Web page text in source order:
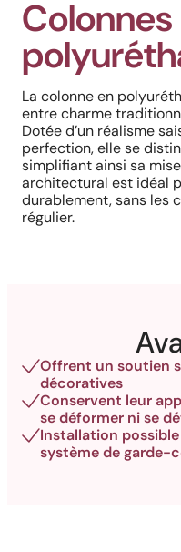
Colonnes
La colonne en
entre charme
Dotée d’un réalisme
perfection, elle se
simplifiant ainsi sa
architectural est idéal
durablement, sans les
régulier.
Offrent un soutien
décoratives
Conservent leur
se déformer ni se
Installation
système de garde-